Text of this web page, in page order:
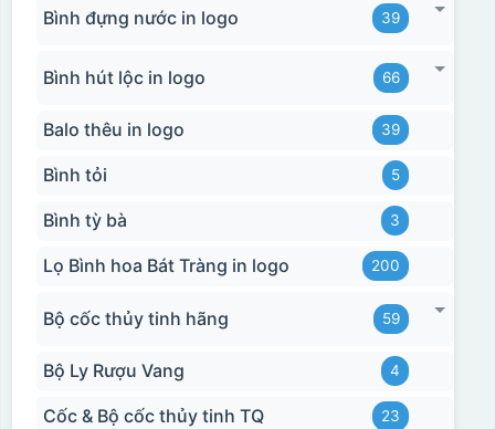
Bình đựng nước in logo 39
Bình hút lộc in logo 66
Balo thêu in logo 39
Bình tỏi 5
Bình tỳ bà 3
Lọ Bình hoa Bát Tràng in logo 200
Bộ cốc thủy tinh hãng 59
Bộ Ly Rượu Vang 4
Cốc & Bộ cốc thủy tinh TQ 23